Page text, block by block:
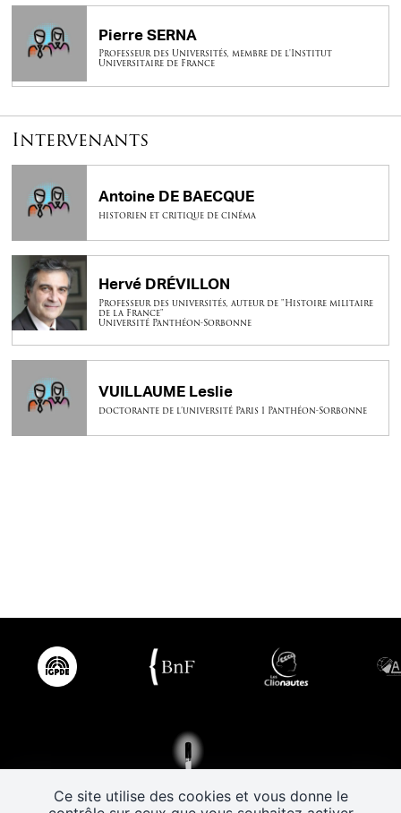
Ce site utilise des cookies et vous donne le
Pierre SERNA
Professeur des Universités, membre de l'Institut
Universitaire de France
Intervenants
Antoine DE BAECQUE
historien et critique de cinéma
Hervé DRÉVILLON
Professeur des universités, auteur de "Histoire militaire
de la France"
Université Panthéon-Sorbonne
VUILLAUME Leslie
doctorante de l’université Paris 1 Panthéon-Sorbonne